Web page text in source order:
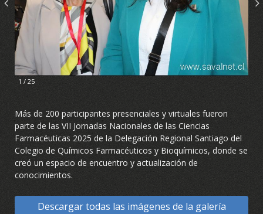
1 / 25
Más de 200 participantes presenciales y virtuales fueron
parte de las VII Jornadas Nacionales de las Ciencias
Farmacéuticas 2025 de la Delegación Regional Santiago del
Colegio de Químicos Farmacéuticos y Bioquímicos, donde se
creó un espacio de encuentro y actualización de
conocimientos.
Descargar todas las imágenes de la galería